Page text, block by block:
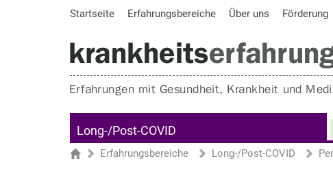
Startseite Erfahrungsbereiche Über uns Förderung
Long-/Post-COVID
Sie sind hier
StartseiteErfahrungsbereiche Long-/Post-COVID